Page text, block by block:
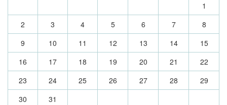
1
2
3 4 5 6 7
8
9
10 11 12 13 14
15
16
17 18 19 20 21
22
23
24 25 26 27 28
29
30
31